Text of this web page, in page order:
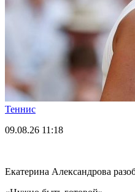
Теннис
09.08.26 11:18
Екатерина Александрова